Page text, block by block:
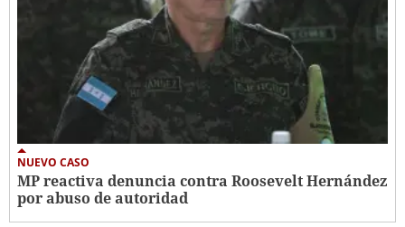
NUEVO CASO
MP reactiva denuncia contra Roosevelt Hernández
por abuso de autoridad